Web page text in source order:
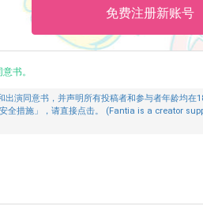
免费注册新账号
书。
演同意书，并声明所有投稿者和参与者年龄均在
全措施」，请直接点击。 (Fantia is a creator